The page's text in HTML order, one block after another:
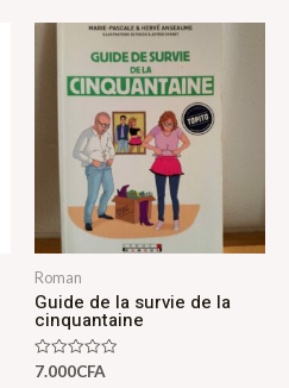
Roman
Guide de la survie de la
cinquantaine
Note
0
7.000CFA